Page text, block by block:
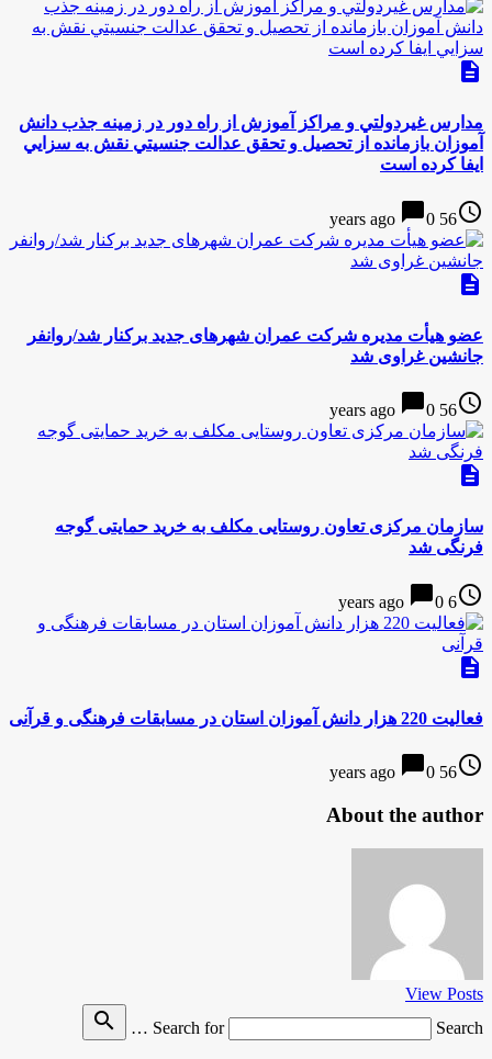
description
مدارس غيردولتي و مراكز آموزش از راه دور در زمينه جذب دانش
آموزان بازمانده از تحصيل و تحقق عدالت جنسيتي نقش به سزايي
ايفا كرده است
access_time
56 years ago
chat_bubble0
description
عضو هیأت مدیره شرکت عمران شهرهای جدید برکنار شد/روانفر
جانشین غراوی شد
access_time
56 years ago
chat_bubble0
description
سازمان مرکزی تعاون روستایی مکلف به خرید حمایتی گوجه
فرنگی شد
access_time
6 years ago
chat_bubble0
description
فعالیت 220 هزار دانش آموزان استان در مسابقات فرهنگی و قرآنی
access_time
56 years ago
chat_bubble0
About the author
View Posts
Search for
Search …
search